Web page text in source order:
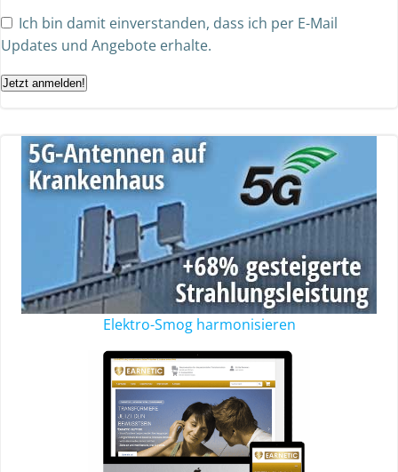
Ich bin damit einverstanden, dass ich per E-Mail
Updates und Angebote erhalte.
Jetzt anmelden!
Elektro-Smog harmonisieren